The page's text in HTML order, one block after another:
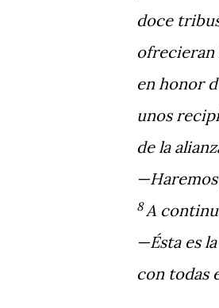
doce
ofrecieran
en honor
unos
de la
8A
—Ésta es
con todas